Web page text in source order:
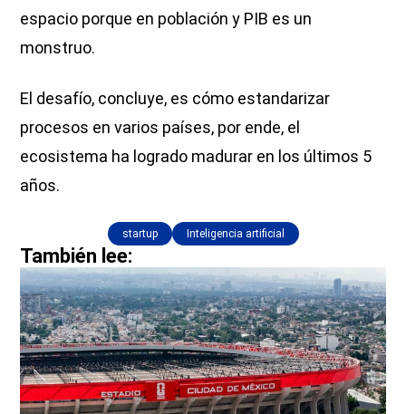
espacio porque en población y PIB es un
monstruo.
El desafío, concluye, es cómo estandarizar
procesos en varios países, por ende, el
ecosistema ha logrado madurar en los últimos 5
años.
startup Inteligencia artificial
También lee: